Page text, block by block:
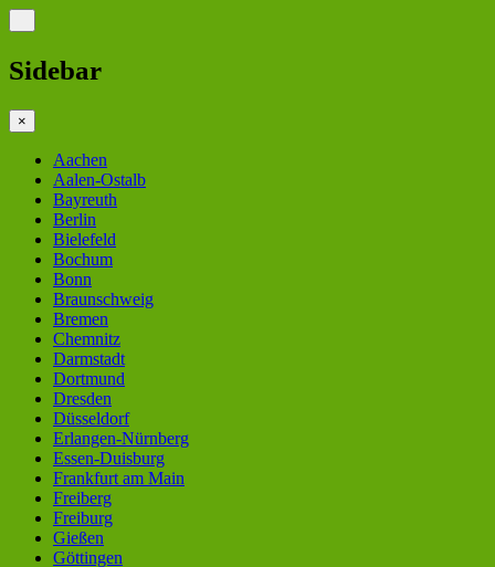
Sidebar
×
Aachen
Aalen-Ostalb
Bayreuth
Berlin
Bielefeld
Bochum
Bonn
Braunschweig
Bremen
Chemnitz
Darmstadt
Dortmund
Dresden
Düsseldorf
Erlangen-Nürnberg
Essen-Duisburg
Frankfurt am Main
Freiberg
Freiburg
Gießen
Göttingen